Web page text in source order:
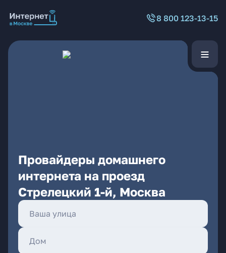
8 800 123-13-15
Провайдеры домашнего
интернета на проезд
Стрелецкий 1-й, Москва